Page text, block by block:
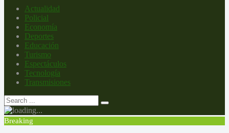
Actualidad
Policial
Economía
Deportes
Educación
Turismo
Espectáculos
Tecnología
Transmisiones
Breaking